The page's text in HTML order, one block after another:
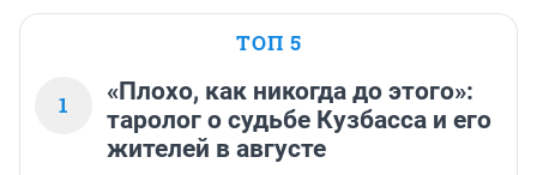
ТОП 5
1
«Плохо, как никогда до этого»:
таролог о судьбе Кузбасса и его
жителей в августе